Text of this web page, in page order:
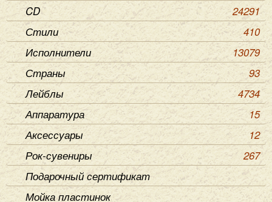
CD
24291
Стили
410
Исполнители
13079
Страны
93
Лейблы
4734
Аппаратура
15
Аксессуары
12
Рок-сувениры
267
Подарочный сертификат
Мойка пластинок